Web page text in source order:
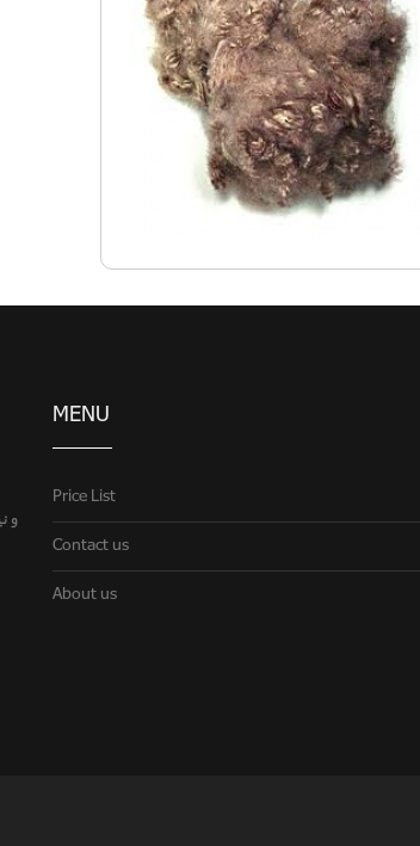
MENU
Price List
Contact us
About us